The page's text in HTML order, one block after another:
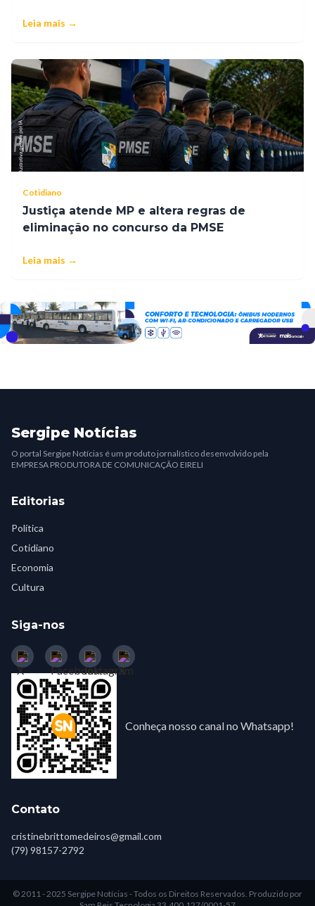
Leia mais →
Cotidiano
Justiça atende MP e altera regras de
eliminação no concurso da PMSE
Leia mais →
Sergipe Notícias
O portal Sergipe Notícias é um produto jornalístico desenvolvido pela
EMPRESA PRODUTORA DE COMUNICAÇÃO EIRELI
Editorias
Política
Cotidiano
Economia
Cultura
Siga-nos
Conheça nosso canal no Whatsapp!
Contato
cristinebrittomedeiros@gmail.com
(79) 98157-2792
© 2011 - 2025 Sergipe Notícias - Todos os Direitos Reservados. Produzido por